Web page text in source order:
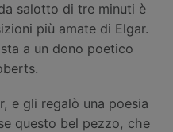
salotto di tre minuti è
più amate di Elgar.
a un dono poetico
e gli regalò una poesia
questo bel pezzo, che